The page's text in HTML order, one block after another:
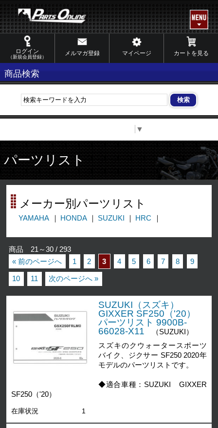
ログイン
（新規会員登録）
メルマガ登録 マイページ カートを見る
商品検索
▼
パーツリスト
メーカー別パーツリスト
YAMAHA HONDA SUZUKI HRC
商品 21～30 / 293
« 前のページへ
1 2 3 4 5 6 7 8 9
10 11 次のページへ »
SUZUKI（スズキ）
GIXXER SF250（'20）
パーツリスト 9900B-
66028-X11
（SUZUKI）
スズキのクウォータースポーツ
バイク、ジクサー SF250 2020年
モデルのパーツリストです。
◆適合車種：SUZUKI GIXXER
SF250（'20）
在庫状況 1